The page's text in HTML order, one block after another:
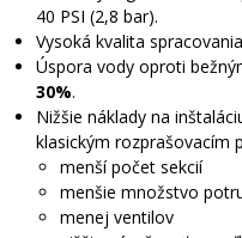
40 PSI (2,8 bar).
Vysoká kvalita
Úspora vody oproti
30%.
Nižšie náklady na
klasickým rozprašovacím
menší počet sekcií
menšie množstvo
menej ventilov